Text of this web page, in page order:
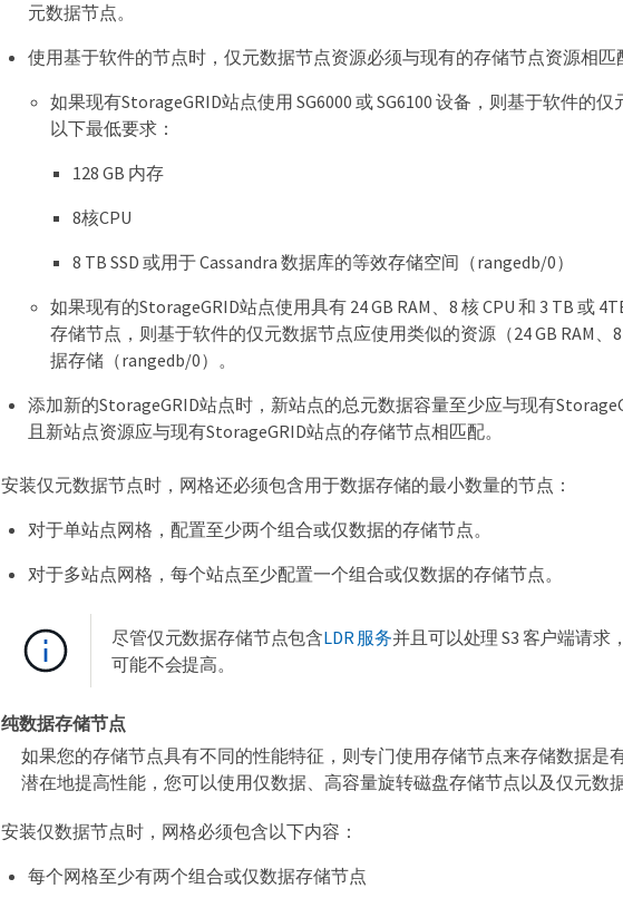
元数据节点。
使用基于软件的节点时，仅元数据节点资源必须与现有的存储节点资源相匹
如果现有StorageGRID站点使用 SG6000 或 SG6100 设备，则基于软件的
以下最低要求：
128 GB 内存
8核CPU
8 TB SSD 或用于 Cassandra 数据库的等效存储空间（rangedb/0）
如果现有的StorageGRID站点使用具有 24 GB RAM、8 核 CPU 和 3 TB 或
存储节点，则基于软件的仅元数据节点应使用类似的资源（24 GB RAM、8
据存储（rangedb/0）。
添加新的StorageGRID站点时，新站点的总元数据容量至少应与现有
且新站点资源应与现有StorageGRID站点的存储节点相匹配。
安装仅元数据节点时，网格还必须包含用于数据存储的最小数量的节点：
对于单站点网格，配置至少两个组合或仅数据的存储节点。
对于多站点网格，每个站点至少配置一个组合或仅数据的存储节点。
尽管仅元数据存储节点包含LDR 服务并且可以处理 S3 客户端请求
可能不会提高。
纯数据存储节点
如果您的存储节点具有不同的性能特征，则专门使用存储节点来存储数据是
潜在地提高性能，您可以使用仅数据、高容量旋转磁盘存储节点以及仅元数
安装仅数据节点时，网格必须包含以下内容：
每个网格至少有两个组合或仅数据存储节点